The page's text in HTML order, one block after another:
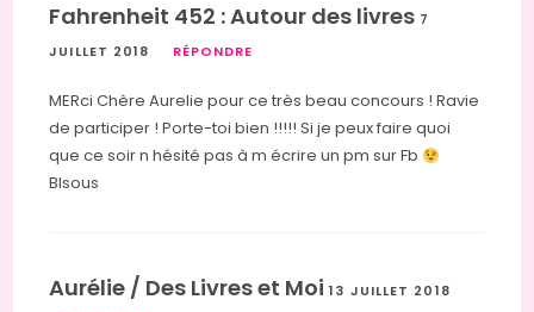
Fahrenheit 452 : Autour des livres 7
JUILLET 2018
RÉPONDRE
MERci Chère Aurelie pour ce très beau concours ! Ravie
de participer ! Porte-toi bien !!!!! Si je peux faire quoi
que ce soir n hésité pas à m écrire un pm sur Fb
BIsous
Aurélie / Des Livres et Moi13 JUILLET 2018